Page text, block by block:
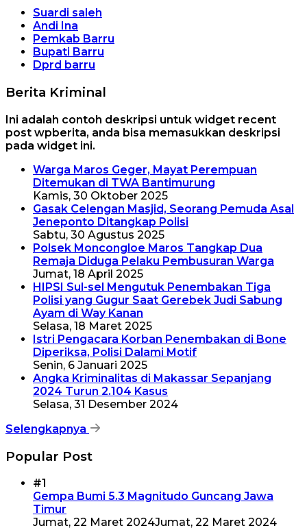
Suardi saleh
Andi Ina
Pemkab Barru
Bupati Barru
Dprd barru
Berita Kriminal
Ini adalah contoh deskripsi untuk widget recent
post wpberita, anda bisa memasukkan deskripsi
pada widget ini.
Warga Maros Geger, Mayat Perempuan
Ditemukan di TWA Bantimurung
Kamis, 30 Oktober 2025
Gasak Celengan Masjid, Seorang Pemuda Asal
Jeneponto Ditangkap Polisi
Sabtu, 30 Agustus 2025
Polsek Moncongloe Maros Tangkap Dua
Remaja Diduga Pelaku Pembusuran Warga
Jumat, 18 April 2025
HIPSI Sul-sel Mengutuk Penembakan Tiga
Polisi yang Gugur Saat Gerebek Judi Sabung
Ayam di Way Kanan
Selasa, 18 Maret 2025
Istri Pengacara Korban Penembakan di Bone
Diperiksa, Polisi Dalami Motif
Senin, 6 Januari 2025
Angka Kriminalitas di Makassar Sepanjang
2024 Turun 2.104 Kasus
Selasa, 31 Desember 2024
Selengkapnya
Popular Post
#1
Gempa Bumi 5.3 Magnitudo Guncang Jawa
Timur
Jumat, 22 Maret 2024Jumat, 22 Maret 2024